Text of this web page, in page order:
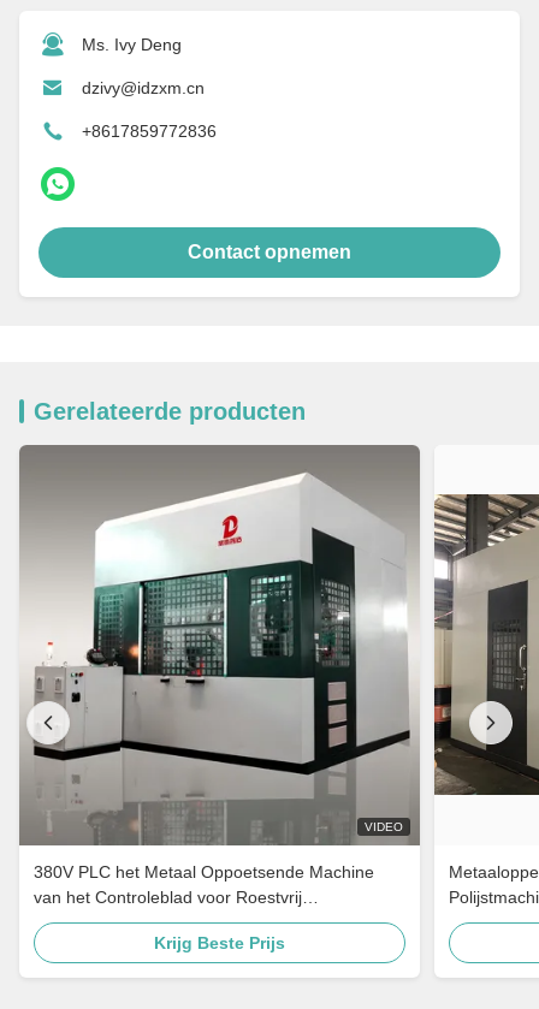
Ms. Ivy Deng
dzivy@idzxm.cn
+8617859772836
Contact opnemen
Gerelateerde producten
VIDEO
380V PLC het Metaal Oppoetsende Machine
van het Controleblad voor Roestvrij
staalgootsteen
Krijg Beste Prijs
voor